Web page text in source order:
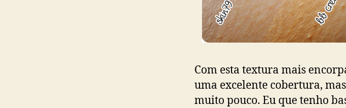
Com esta textura mais
uma excelente cobertura,
muito pouco. Eu que tenho